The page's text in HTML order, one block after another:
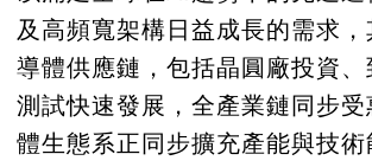
及高頻寬架構日益成長的需求
導體供應鏈，包括晶圓廠投資
測試快速發展，全產業鏈同步
體生態系正同步擴充產能與技術